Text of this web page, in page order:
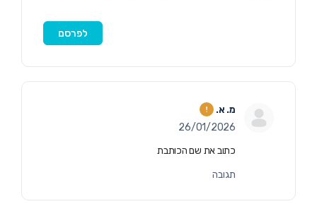
מ. א.
26/01/2026
כתוב את שם הכותבת
תגובה